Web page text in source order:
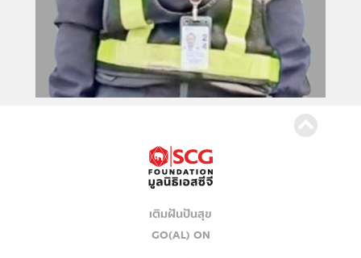
เติมฝันปันสุข
GO(AL) ON